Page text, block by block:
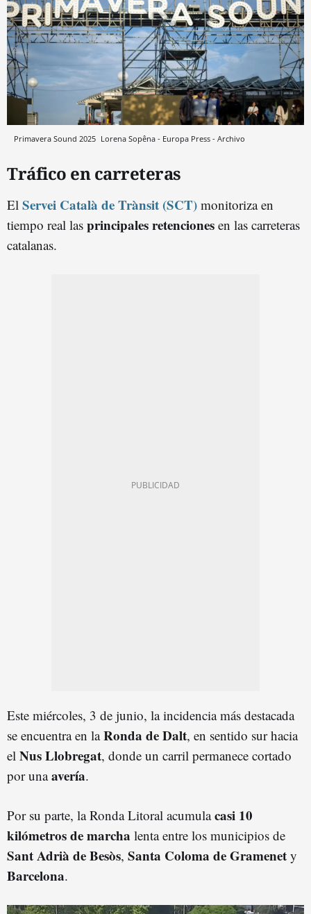
Primavera Sound 2025 Lorena Sopêna - Europa Press - Archivo
Tráfico en carreteras
El Servei Català de Trànsit (SCT) monitoriza en
tiempo real las principales retenciones en las carreteras
catalanas.
Este miércoles, 3 de junio, la incidencia más destacada
se encuentra en laRonda de Dalt, en sentido sur hacia
el NusLlobregat, donde un carril permanece cortado
por unaavería.
Por su parte, la Ronda Litoral acumulacasi 10
kilómetros de marcha lenta entre los municipios de
Sant Adrià de Besòs, Santa Coloma de Gramenet y
Barcelona.